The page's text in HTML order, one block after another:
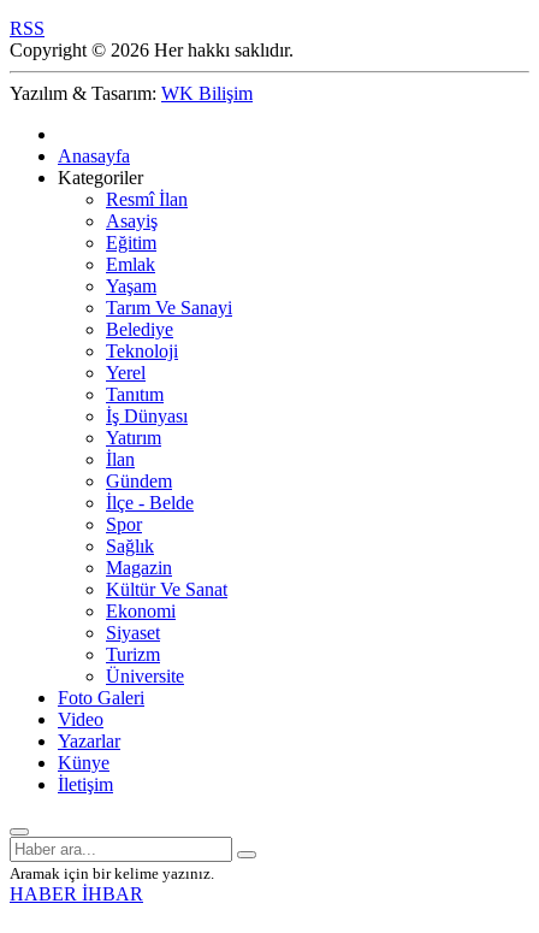
RSS
Copyright © 2026 Her hakkı saklıdır.
Yazılım & Tasarım: WK Bilişim
Anasayfa
Kategoriler
Resmî İlan
Asayiş
Eğitim
Emlak
Yaşam
Tarım Ve Sanayi
Belediye
Teknoloji
Yerel
Tanıtım
İş Dünyası
Yatırım
İlan
Gündem
İlçe - Belde
Spor
Sağlık
Magazin
Kültür Ve Sanat
Ekonomi
Siyaset
Turizm
Üniversite
Foto Galeri
Video
Yazarlar
Künye
İletişim
Aramak için bir kelime yazınız.
HABER İHBAR